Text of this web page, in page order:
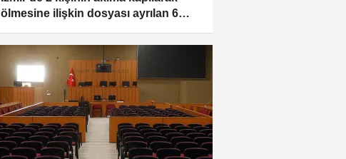
ölmesine ilişkin dosyası ayrılan 6